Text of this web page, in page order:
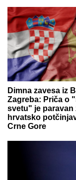
Dimna zavesa iz
Zagreba: Priča o
svetu" je paravan
hrvatsko
Crne Gore